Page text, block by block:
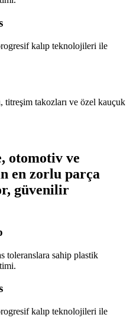
kalıp teknolojileri ile
titreşim takozları ve özel kauçuk
otomotiv ve
en zorlu parça
güvenilir
toleranslara sahip plastik
kalıp teknolojileri ile